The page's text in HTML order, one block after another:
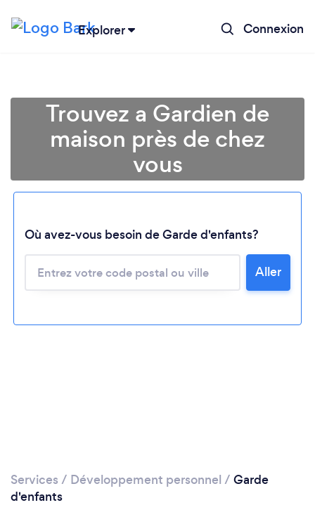
Explorer Connexion
Chargement...
Trouvez a Gardien de
maison près de chez
vous
Où avez-vous besoin de Garde d'enfants?
Aller
Services / Développement personnel / Garde
d'enfants